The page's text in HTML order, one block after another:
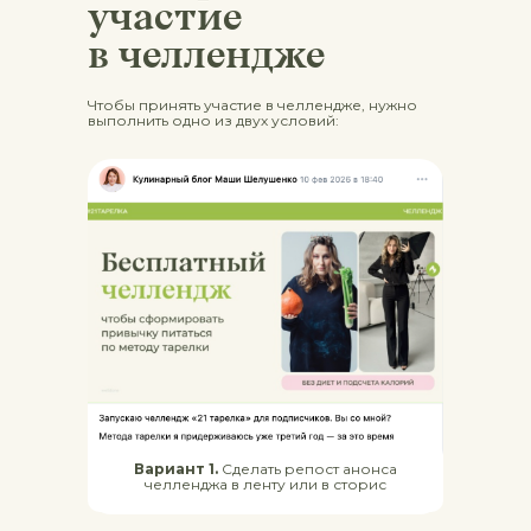
участие
в челлендже
Чтобы принять участие в челлендже, нужно
выполнить одно из двух условий:
Вариант 1. Сделать репост анонса
челленджа в ленту или в сторис